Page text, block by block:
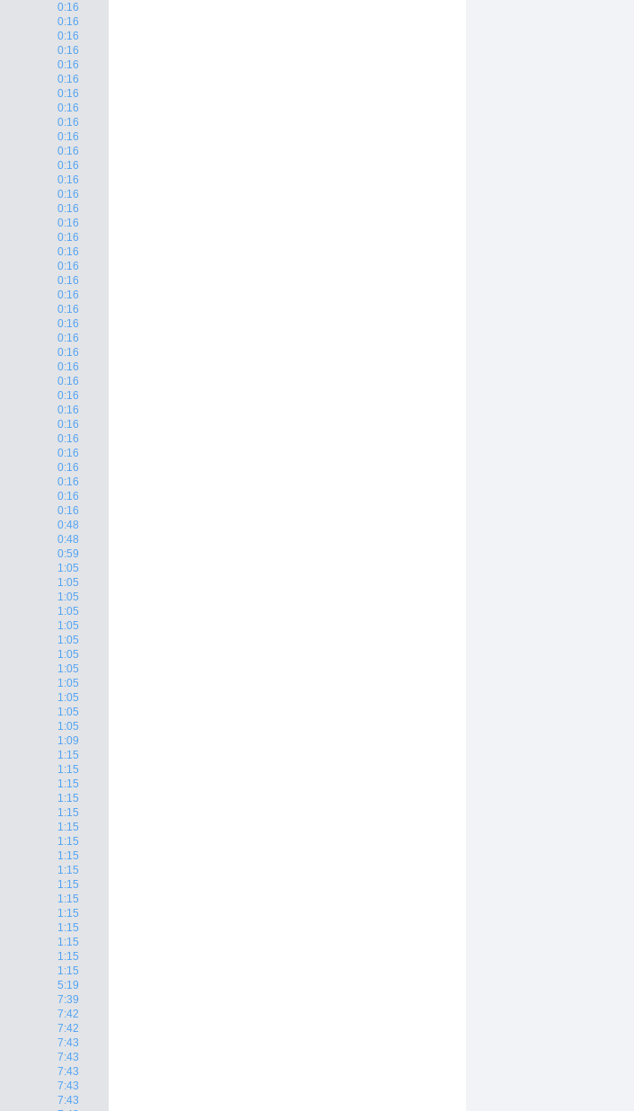
0:16
0:16
0:16
0:16
0:16
0:16
0:16
0:16
0:16
0:16
0:16
0:16
0:16
0:16
0:16
0:16
0:16
0:16
0:16
0:16
0:16
0:16
0:16
0:16
0:16
0:16
0:16
0:16
0:16
0:16
0:16
0:16
0:16
0:16
0:16
0:16
0:48
0:48
0:59
1:05
1:05
1:05
1:05
1:05
1:05
1:05
1:05
1:05
1:05
1:05
1:05
1:09
1:15
1:15
1:15
1:15
1:15
1:15
1:15
1:15
1:15
1:15
1:15
1:15
1:15
1:15
1:15
1:15
5:19
7:39
7:42
7:42
7:43
7:43
7:43
7:43
7:43